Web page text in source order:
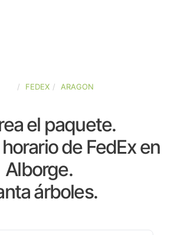
FEDEX ARAGON
el paquete.
de FedEx en
Alborge.
árboles.